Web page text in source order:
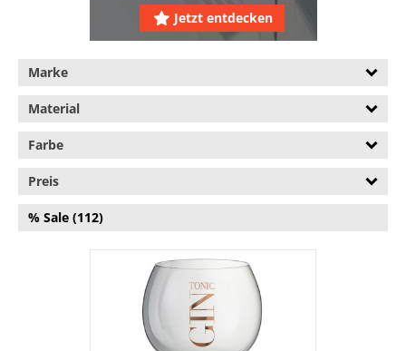
Weingläser (18.963)
Haushaltsscheren (22.040)
Ofenformen (135.625)
Pfannen (108.464)
Salz- & Pfefferstreuer
Jetzt entdecken
Marke
Material
Farbe
Preis
% Sale (112)